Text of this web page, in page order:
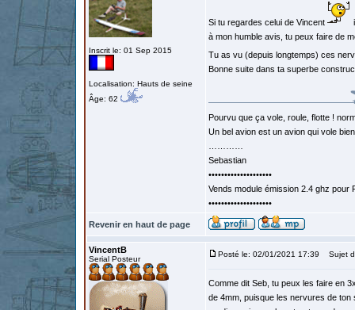
Inscrit le: 01 Sep 2015
Localisation: Hauts de seine
Âge: 62
Si tu regardes celui de Vincent
à mon humble avis, tu peux faire de
Tu as vu (depuis longtemps) ces
Bonne suite dans ta superbe
Pourvu que ça vole, roule, flotte !
Un bel avion est un avion qui vole
Sebastian
••••••••••••••••••••
Vends module émission 2.4 ghz
••••••••••••••••••••
Revenir en haut de page
VincentB
Serial Posteur
Posté le: 02/01/2021 17:39 Sujet
Comme dit Seb, tu peux les faire en
de 4mm, puisque les nervures de ton